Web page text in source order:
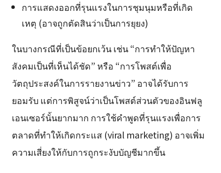
การแสดงออกที่รุนแรงในการชุมนุมหรือที่เกิด
เหตุ (อาจถูกตัดสินว่าเป็นการยุยง)
ในบางกรณีที่เป็นข้อยกเว้น เช่น “การทำให้ปัญหา
สังคมเป็นที่เห็นได้ชัด” หรือ “การโพสต์เพื่อ
วัตถุประสงค์ในการรายงานข่าว” อาจได้รับการ
ยอมรับ แต่การพิสูจน์ว่าเป็นโพสต์ส่วนตัวของอินฟลู
เอนเซอร์นั้นยากมาก การใช้คำพูดที่รุนแรงเพื่อการ
ตลาดที่ทำให้เกิดกระแส (viral marketing) อาจเพิ่ม
ความเสี่ยงให้กับการถูกระงับบัญชีมากขึ้น